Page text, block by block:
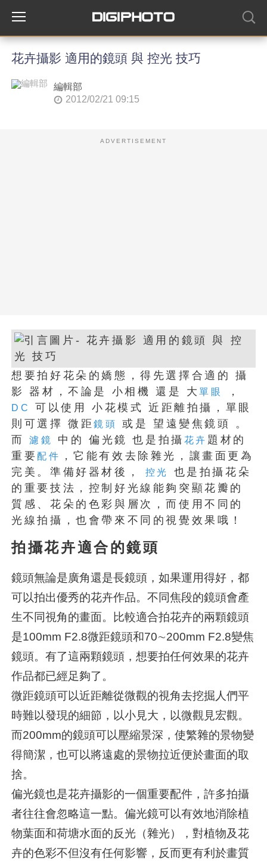
花卉攝影 適用的鏡頭 與 控光 技巧
編輯部
2012/02/21 09:15
ADVERTISEMENT
想要拍好花朵的嬌態，得先選擇合適的 攝
影 器材，不論是 小相機 還是 大單眼 ，
DC
可以使用 小花模式 近距離拍攝，單眼
則可選擇 微距鏡頭
或是 望遠變焦鏡頭 。
而濾鏡 中的 偏光鏡 也是拍攝 花卉 題材的
重要配件
，它能有效去除雜光，讓畫面更為
完美。準備好器材後，
控光
也是拍攝花朵
的重要技法，控制好光線能夠突顯花瓣的
質感、花朵的色彩與層次，而使用不同的
光線拍攝，也會帶來不同的視覺效果哦！
拍攝花卉適合的鏡頭
鏡頭無論是廣角還是長鏡頭，如果運用得好，都
可以拍出優秀的花卉作品。不同焦段的鏡頭會產
生不同視角的畫面。比較適合拍花卉的兩顆鏡頭
是100mm F2.8微距鏡頭和70∼200mm F2.8變焦
鏡頭。有了這兩顆鏡頭，想要拍任何效果的花卉
作品都已經足夠了。
微距鏡頭可以近距離從微觀的視角去挖掘人們平
時難以發現的細節，以小見大，以微觀見宏觀。
而200mm的鏡頭可以壓縮景深，使繁雜的景物變
得簡潔，也可以將遠處的景物拉近便於畫面的取
捨。
偏光鏡也是花卉攝影的一個重要配件，許多拍攝
者往往會忽略這一點。偏光鏡可以有效地消除植
物葉面和荷塘水面的反光（雜光），對植物及花
卉的色彩不但沒有任何影響，反而更有利於畫質